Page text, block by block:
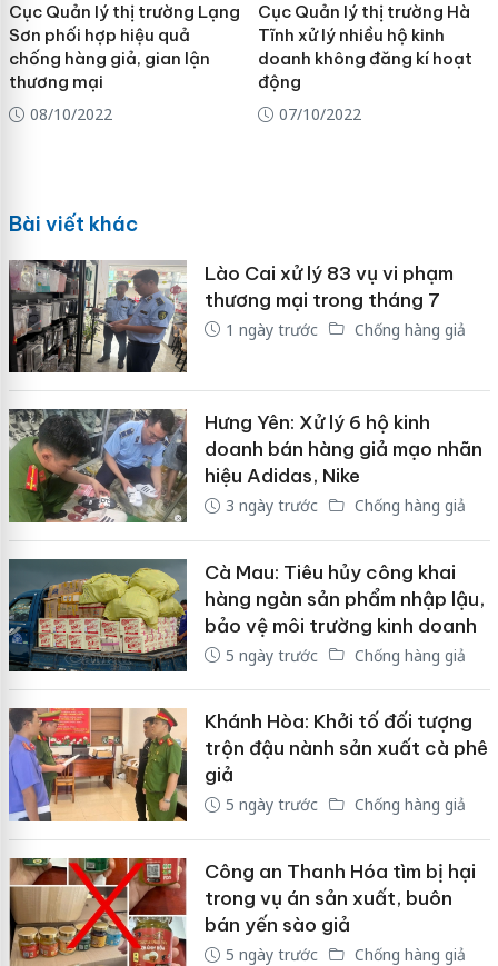
Cục Quản lý thị trường Lạng
Sơn phối hợp hiệu quả
chống hàng giả, gian lận
thương mại
08/10/2022
Cục Quản lý thị trường Hà
Tĩnh xử lý nhiều hộ kinh
doanh không đăng kí hoạt
động
07/10/2022
Bài viết khác
Lào Cai xử lý 83 vụ vi phạm
thương mại trong tháng 7
1 ngày trước Chống hàng giả
Hưng Yên: Xử lý 6 hộ kinh
doanh bán hàng giả mạo nhãn
hiệu Adidas, Nike
3 ngày trước Chống hàng giả
Cà Mau: Tiêu hủy công khai
hàng ngàn sản phẩm nhập lậu,
bảo vệ môi trường kinh doanh
5 ngày trước Chống hàng giả
Khánh Hòa: Khởi tố đối tượng
trộn đậu nành sản xuất cà phê
giả
5 ngày trước Chống hàng giả
Công an Thanh Hóa tìm bị hại
trong vụ án sản xuất, buôn
bán yến sào giả
5 ngày trước Chống hàng giả